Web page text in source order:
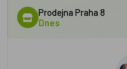
Prodejna Praha 8
Dnes